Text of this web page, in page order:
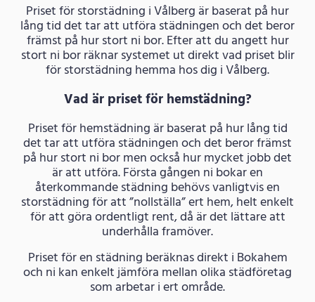
Priset för storstädning i Vålberg är baserat på hur
lång tid det tar att utföra städningen och det beror
främst på hur stort ni bor. Efter att du angett hur
stort ni bor räknar systemet ut direkt vad priset blir
för storstädning hemma hos dig i Vålberg.
Vad är priset för hemstädning?
Priset för hemstädning är baserat på hur lång tid
det tar att utföra städningen och det beror främst
på hur stort ni bor men också hur mycket jobb det
är att utföra. Första gången ni bokar en
återkommande städning behövs vanligtvis en
storstädning för att ”nollställa” ert hem, helt enkelt
för att göra ordentligt rent, då är det lättare att
underhålla framöver.
Priset för en städning beräknas direkt i Bokahem
och ni kan enkelt jämföra mellan olika städföretag
som arbetar i ert område.